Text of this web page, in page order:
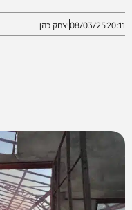
20:11
08/03/25יצחק כהן